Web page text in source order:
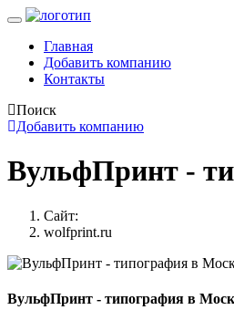
Главная
Добавить компанию
Контакты
Поиск
Добавить компанию
ВульфПринт -
Сайт:
wolfprint.ru
ВульфПринт - типография в